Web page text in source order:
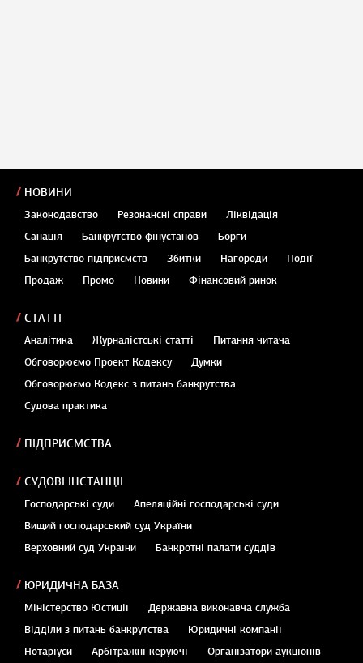
НОВИНИ
Законодавство Резонансні справи
Ліквідація
Санація
Банкрутство фінустанов
Борги
Банкрутство підприємств
Збитки Нагороди
Події
Продаж
Промо Новини Фінансовий ринок
СТАТТІ
Аналітика Журналістські статті
Питання читача
Обговорюємо Проект Кодексу
Думки
Обговорюємо Кодекс з питань банкрутства
Судова практика
ПІДПРИЄМСТВА
СУДОВІ ІНСТАНЦІЇ
Господарські суди
Апеляційні господарські суди
Вищий господарський суд України
Верховний суд України
Банкротні палати суддів
ЮРИДИЧНА БАЗА
Міністерство Юстиції
Державна виконавча служба
Відділи з питань банкрутства
Юридичні компанії
Нотаріуси
Арбітражні керуючі Організатори аукціонів